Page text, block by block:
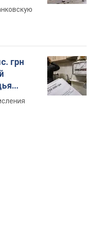
грн